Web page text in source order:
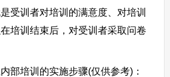
受训者对培训的满意度、对培训
培训结束后，对受训者采取问卷
培训的实施步骤(仅供参考)：